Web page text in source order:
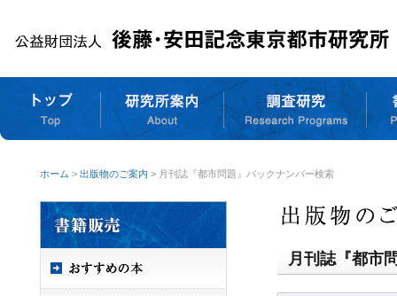
ホーム > 出版物のご案内 > 月刊誌『都市問題』バックナンバー検索
月刊誌『都市